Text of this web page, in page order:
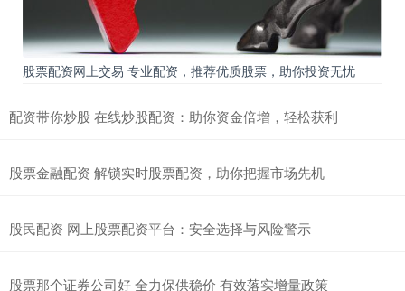
股票配资网上交易 专业配资，推荐优质股票，助你投资无忧
配资带你炒股 在线炒股配资：助你资金倍增，轻松获利
股票金融配资 解锁实时股票配资，助你把握市场先机
股民配资 网上股票配资平台：安全选择与风险警示
股票那个证券公司好 全力保供稳价 有效落实增量政策